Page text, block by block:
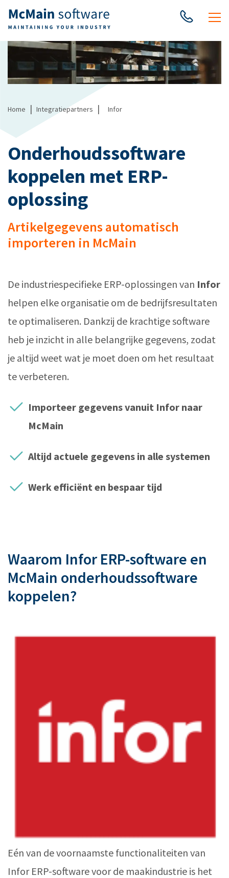
Home | Integratiepartners | Infor
Onderhoudssoftware
koppelen met ERP-
oplossing
Artikelgegevens automatisch
importeren in McMain
De industriespecifieke ERP-oplossingen van Infor
helpen elke organisatie om de bedrijfsresultaten
te optimaliseren. Dankzij de krachtige software
heb je inzicht in alle belangrijke gegevens, zodat
je altijd weet wat je moet doen om het resultaat
te verbeteren.
Importeer gegevens vanuit Infor naar
McMain
Altijd actuele gegevens in alle systemen
Werk efficiënt en bespaar tijd
Waarom Infor ERP-software en
McMain onderhoudssoftware
koppelen?
Eén van de voornaamste functionaliteiten van
Infor ERP-software voor de maakindustrie is het